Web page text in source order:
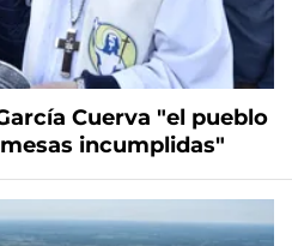
Cuerva "el pueblo
incumplidas"